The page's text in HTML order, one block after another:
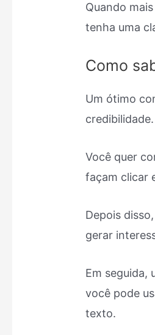
Quando
tenha uma
Como
Um ótimo
credibilidade.
Você quer
façam clicar
Depois
gerar
Em seguida,
você pode
texto.